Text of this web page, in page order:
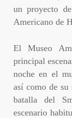
un proyecto
Americano de
El Museo
principal
noche en el
así como de su
batalla del
escenario